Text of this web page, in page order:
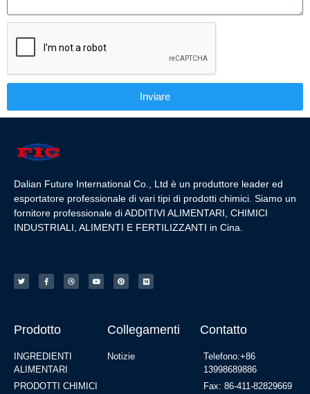
Inviare
Dalian Future International Co., Ltd è un produttore leader ed
esportatore professionale di vari tipi di prodotti chimici. Siamo un
fornitore professionale di ADDITIVI ALIMENTARI, CHIMICI
INDUSTRIALI, ALIMENTI E FERTILIZZANTI in Cina.
Prodotto
INGREDIENTI
ALIMENTARI
PRODOTTI CHIMICI
Collegamenti
Notizie
Contatto
Telefono:+86
13998689886
Fax: 86-411-82829669